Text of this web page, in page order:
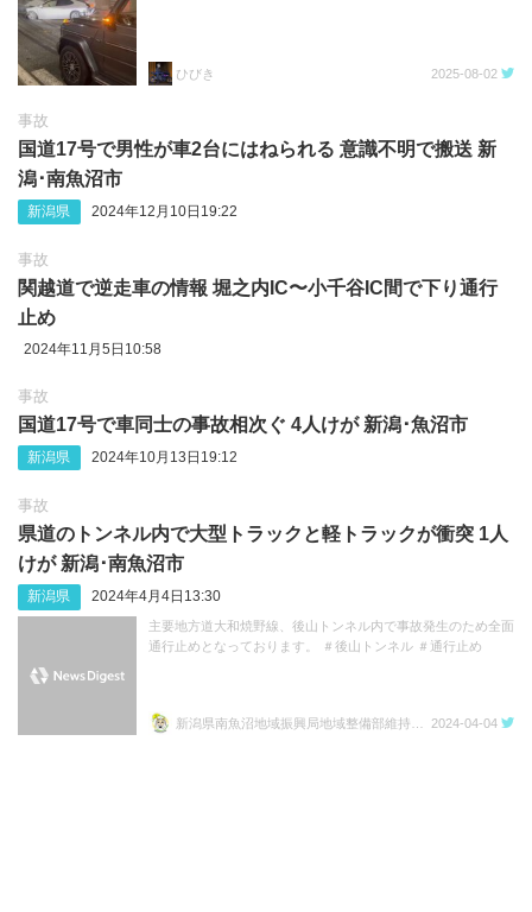
ひびき 2025-08-02
事故
国道17号で男性が車2台にはねられる 意識不明で搬送 新
潟･南魚沼市
新潟県 2024年12月10日19:22
事故
関越道で逆走車の情報 堀之内IC〜小千谷IC間で下り通行
止め
2024年11月5日10:58
事故
国道17号で車同士の事故相次ぐ 4人けが 新潟･魚沼市
新潟県 2024年10月13日19:12
事故
県道のトンネル内で大型トラックと軽トラックが衝突 1人
けが 新潟･南魚沼市
新潟県 2024年4月4日13:30
主要地方道大和焼野線、後山トンネル内で事故発生のため全面
通行止めとなっております。 ＃後山トンネル ＃通行止め
2024-04-04